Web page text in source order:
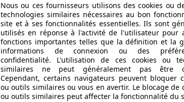
Nous ou ces fournisseurs utilisons des cookies ou
technologies similaires nécessaires au bon
site et à ses fonctionnalités essentielles. Ils sont
utilisés en réponse à l'activité de l'utilisateur pour
fonctions importantes telles que la définition et la
informations de connexion ou des
confidentialité. L'utilisation de ces cookies ou
similaires ne peut généralement pas être
Cependant, certains navigateurs peuvent bloquer
ou outils similaires ou vous en avertir. Le blocage de
ou outils similaires peut affecter la fonctionnalité du